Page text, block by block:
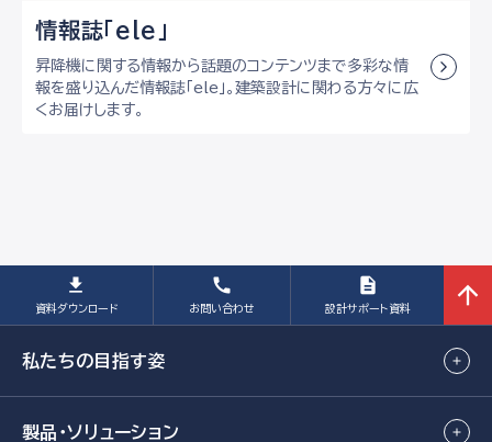
情報誌「ele」
昇降機に関する情報から話題のコンテンツまで多彩な情
報を盛り込んだ情報誌「ele」。建築設計に関わる方々に広
くお届けします。
資料ダウンロード お問い合わせ 設計サポート資料
私たちの目指す姿
製品・ソリューション